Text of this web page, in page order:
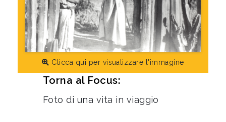
Clicca qui per visualizzare l'immagine
Torna al Focus:
Foto di una vita in viaggio